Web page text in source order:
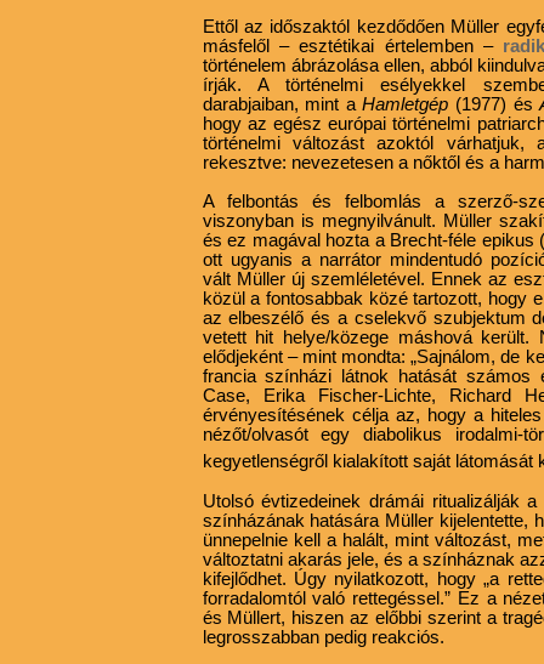
Ettől az időszaktól kezdődően Müller
másfelől – esztétikai értelemben –
történelem ábrázolása ellen, abból
írják. A történelmi esélyekkel
darabjaiban, mint aHamletgép (1977) és
hogy az egész európai történelmi
történelmi változást azoktól
rekesztve: nevezetesen a nőktől és a
A felbontás és felbomlás a szerző-
viszonyban is megnyilvánult. Müller
és ez magával hozta a Brecht-féle
ott ugyanis a narrátor mindentudó
vált Müller új szemléletével. Ennek az
közül a fontosabbak közé tartozott, hogy
az elbeszélő és a cselekvő szubjektum
vetett hit helye/közege máshová
elődjeként – mint mondta: „Sajnálom, de
francia színházi látnok hatását számos
Case, Erika Fischer-Lichte, Richard
érvényesítésének célja az, hogy a
nézőt/olvasót egy diabolikus irodalmi-
kegyetlenségről kialakított saját látomását
Utolsó évtizedeinek drámái ritualizálják
színházának hatására Müller kijelentette,
ünnepelnie kell a halált, mint változást,
változtatni akarás jele, és a színháznak
kifejlődhet. Úgy nyilatkozott, hogy „a
forradalomtól való rettegéssel.” Ez a
és Müllert, hiszen az előbbi szerint a
legrosszabban pedig reakciós.